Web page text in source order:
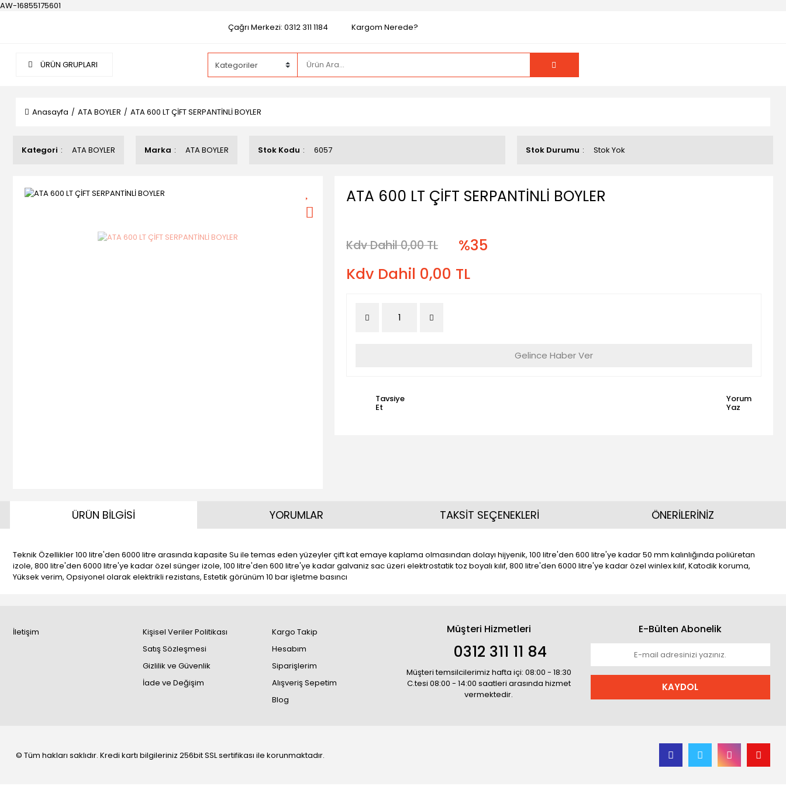
AW-16855175601
Çağrı Merkezi: 0312 311 1184
Kargom Nerede?
ÜRÜN GRUPLARI
Anasayfa ATA BOYLER ATA 600 LT ÇİFT SERPANTİNLİ BOYLER
Kategori ATA BOYLER Marka ATA BOYLER Stok Kodu 6057 Stok Durumu Stok Yok
ATA 600 LT ÇİFT SERPANTİNLİ BOYLER
Kdv Dahil 0,00 TL
%35
Kdv Dahil 0,00 TL
Gelince Haber Ver
Tavsiye
Et
Yorum
Yaz
ÜRÜN BİLGİSİ
Teknik Özellikler 100 litre'den 6000 litre arasında kapasite Su ile temas eden yüzeyler çift kat emaye kaplama olmasından dolayı hijyenik, 100 litre'den 600 litre'ye kadar 50 mm kalınlığında poliüretan
izole, 800 litre'den 6000 litre'ye kadar özel sünger izole, 100 litre'den 600 litre'ye kadar galvaniz sac üzeri elektrostatik toz boyalı kılıf, 800 litre'den 6000 litre'ye kadar özel winlex kılıf, Katodik koruma,
Yüksek verim, Opsiyonel olarak elektrikli rezistans, Estetik görünüm 10 bar işletme basıncı
YORUMLAR TAKSİT SEÇENEKLERİ ÖNERİLERİNİZ
İletişim
Kişisel Veriler Politikası
Satış Sözleşmesi
Gizlilik ve Güvenlik
İade ve Değişim
Kargo Takip
Hesabım
Siparişlerim
Alışveriş Sepetim
Blog
Müşteri Hizmetleri
0312 311 11 84
Müşteri temsilcilerimiz hafta içi: 08:00 - 18:30
C.tesi 08:00 - 14:00 saatleri arasında hizmet
vermektedir.
E-Bülten Abonelik
KAYDOL
© Tüm hakları saklıdır. Kredi kartı bilgileriniz 256bit SSL sertifikası ile korunmaktadır.